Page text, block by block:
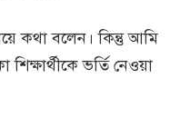
কথা বলেন। কিন্তু আমি
ভর্তি নেওয়া